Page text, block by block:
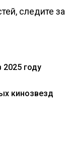
следите за
году
кинозвезд